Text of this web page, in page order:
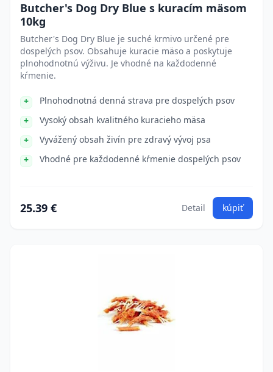
Butcher's Dog Dry Blue s kuracím mäsom
10kg
Butcher's Dog Dry Blue je suché krmivo určené pre
dospelých psov. Obsahuje kuracie mäso a poskytuje
plnohodnotnú výživu. Je vhodné na každodenné
kŕmenie.
Plnohodnotná denná strava pre dospelých psov
Vysoký obsah kvalitného kuracieho mäsa
Vyvážený obsah živín pre zdravý vývoj psa
Vhodné pre každodenné kŕmenie dospelých psov
25.39 € Detail kúpiť